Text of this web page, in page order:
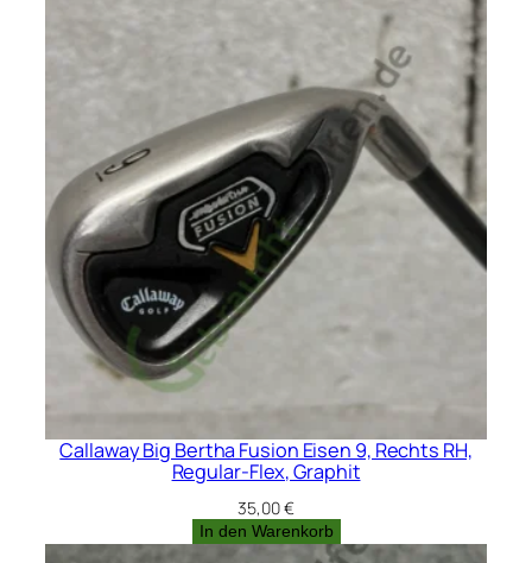
Callaway Big Bertha Fusion Eisen 9, Rechts RH,
Regular-Flex, Graphit
35,00€
In den Warenkorb